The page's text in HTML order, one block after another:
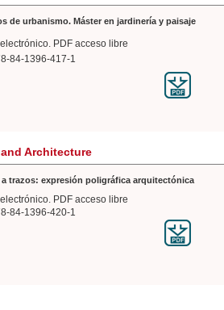
de urbanismo. Máster en jardinería y paisaje
PDF acceso libre
84-1396-417-1
Architecture
a trazos: expresión poligráfica arquitectónica
PDF acceso libre
84-1396-420-1